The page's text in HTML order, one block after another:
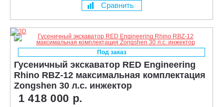
Сравнить
Под заказ
Гусеничный экскаватор RED Engineering
Rhino RBZ-12 максимальная комплектация
Zongshen 30 л.с. инжектор
1 418 000 р.